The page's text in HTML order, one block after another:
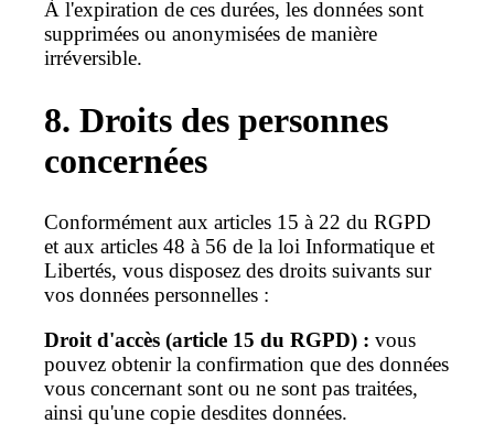
À l'expiration de ces durées, les données sont
supprimées ou anonymisées de manière
irréversible.
8. Droits des personnes
concernées
Conformément aux articles 15 à 22 du RGPD
et aux articles 48 à 56 de la loi Informatique et
Libertés, vous disposez des droits suivants sur
vos données personnelles :
Droit d'accès (article 15 du RGPD) : vous
pouvez obtenir la confirmation que des données
vous concernant sont ou ne sont pas traitées,
ainsi qu'une copie desdites données.